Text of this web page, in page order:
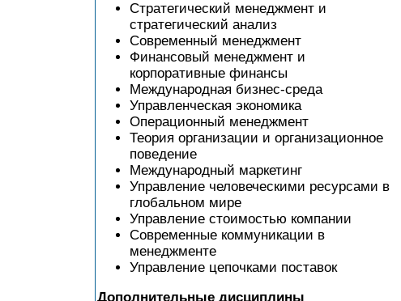
Стратегический менеджмент и
стратегический анализ
Современный менеджмент
Финансовый менеджмент и
корпоративные финансы
Международная бизнес-среда
Управленческая экономика
Операционный менеджмент
Теория организации и организационное
поведение
Международный маркетинг
Управление человеческими ресурсами в
глобальном мире
Управление стоимостью компании
Современные коммуникации в
менеджменте
Управление цепочками поставок
Дополнительные дисциплины